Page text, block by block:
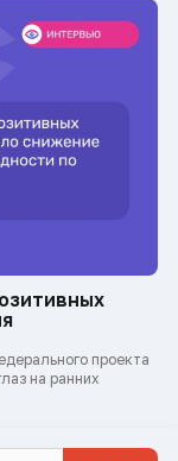
проекта
на ранних